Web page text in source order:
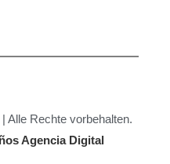
Alle Rechte vorbehalten.
Agencia Digital